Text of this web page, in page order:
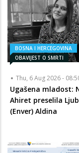
BOSNA I HERCEGOVINA
OBAVIJEST O SMRTI
Thu, 6 Aug 2026 -
Ugašena mladost:
Ahiret preselila
(Enver) Aldina